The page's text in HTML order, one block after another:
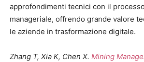
approfondimenti tecnici con il
manageriale, offrendo grande valore
le aziende in trasformazione digitale.
Zhang T, Xia K, Chen X. Mining